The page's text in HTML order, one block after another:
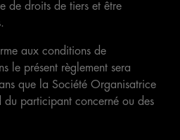
de droits de tiers et être
aux conditions de
le présent règlement sera
que la Société Organisatrice
du participant concerné ou des